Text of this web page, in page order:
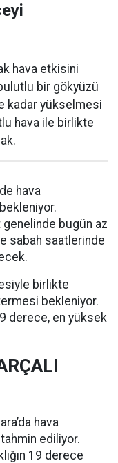
hava etkisini
bir gökyüzü
kadar yükselmesi
hava ile birlikte
hava
bugün az
sabah saatlerinde
birlikte
bekleniyor.
derece, en yüksek
hava
ediliyor.
19 derece